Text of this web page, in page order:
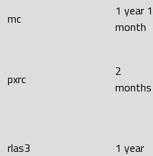
mc
1 year 1
month
pxrc
2
months
rlas3 1 year